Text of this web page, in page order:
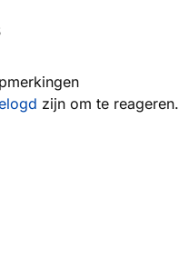
zijn om te reageren.